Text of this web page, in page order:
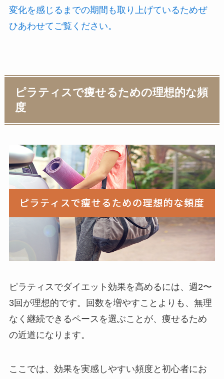
変化を感じるまでの期間も取り上げているためぜ
ひあわせてご覧ください。
ピラティスで痩せるための理想的な頻
度
ピラティスでダイエット効果を高めるには、週2〜
3回が理想的です。回数を増やすことよりも、無理
なく継続できるペースを選ぶことが、痩せるため
の近道になります。
ここでは、効果を実感しやすい頻度と初心者にお